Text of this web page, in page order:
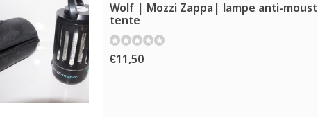
Wolf | Mozzi Zappa| lampe anti-
tente
€11,50